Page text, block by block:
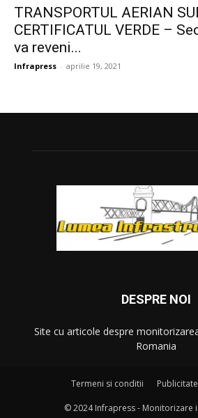
TRANSPORTUL AERIAN
CERTIFICATUL VERDE –
va reveni...
Infrapress - aprilie 19, 2021
DESPRE NOI
Site cu articole despre
Romania
Termeni si conditii Publicitate
© 2024 Infrapress - Monitorizare